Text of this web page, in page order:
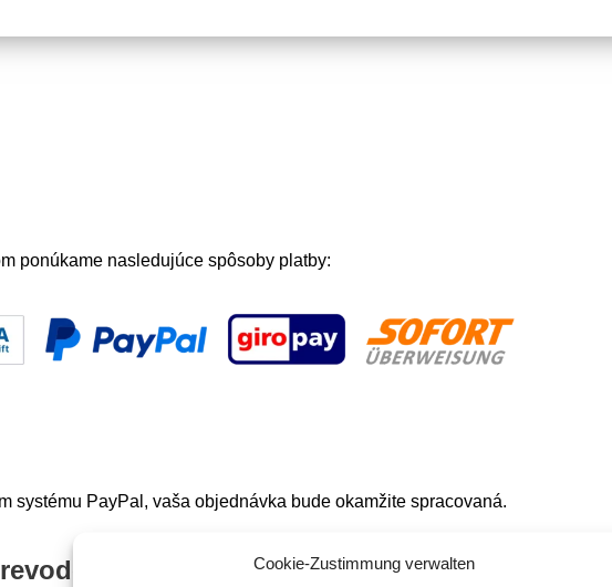
Cookie-Zustimmung verwalten
ponúkame nasledujúce spôsoby platby:
systému PayPal, vaša objednávka bude okamžite spracovaná.